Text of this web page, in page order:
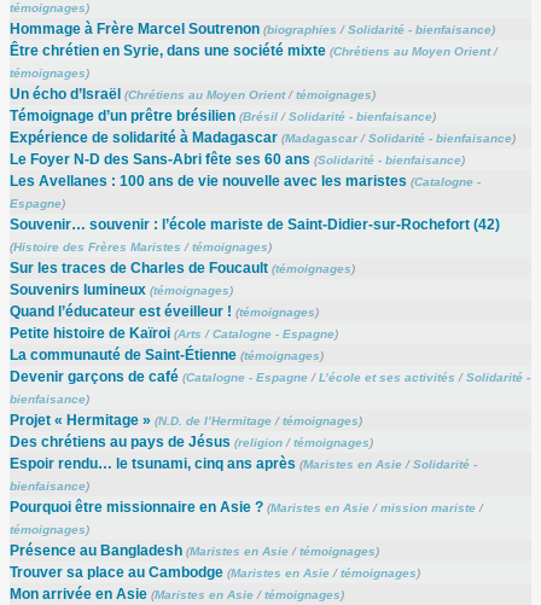
témoignages)
Hommage à Frère Marcel Soutrenon (biographies /Solidarité - bienfaisance)
Être chrétien en Syrie, dans une société mixte (Chrétiens au Moyen Orient/
témoignages)
Un écho d’Israël (Chrétiens au Moyen Orient/témoignages)
Témoignage d’un prêtre brésilien (Brésil/Solidarité - bienfaisance)
Expérience de solidarité à Madagascar (Madagascar/Solidarité - bienfaisance)
Le Foyer N-D des Sans-Abri fête ses 60 ans (Solidarité - bienfaisance)
Les Avellanes : 100 ans de vie nouvelle avec les maristes (Catalogne -
Espagne)
Souvenir… souvenir : l’école mariste de Saint-Didier-sur-Rochefort (42)
(Histoire des Frères Maristes /témoignages)
Sur les traces de Charles de Foucault (témoignages)
Souvenirs lumineux (témoignages)
Quand l’éducateur est éveilleur ! (témoignages)
Petite histoire de Kaïroi (Arts /Catalogne - Espagne)
La communauté de Saint-Étienne (témoignages)
Devenir garçons de café (Catalogne - Espagne/L’école et ses activités /Solidarité -
bienfaisance)
Projet « Hermitage » (N.D. de l’Hermitage/témoignages)
Des chrétiens au pays de Jésus (religion/témoignages)
Espoir rendu… le tsunami, cinq ans après (Maristes en Asie/Solidarité -
bienfaisance)
Pourquoi être missionnaire en Asie ? (Maristes en Asie/mission mariste/
témoignages)
Présence au Bangladesh (Maristes en Asie/témoignages)
Trouver sa place au Cambodge (Maristes en Asie/témoignages)
Mon arrivée en Asie (Maristes en Asie/témoignages)